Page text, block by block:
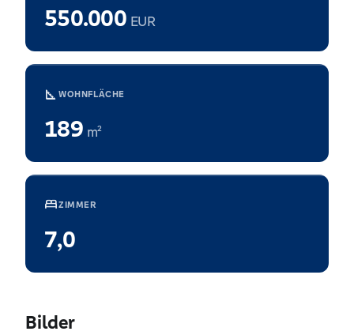
550.000 EUR
square_foot WOHNFLÄCHE
189 m²
bedZIMMER
7,0
Bilder